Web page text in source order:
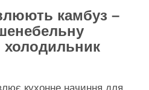
камбуз –